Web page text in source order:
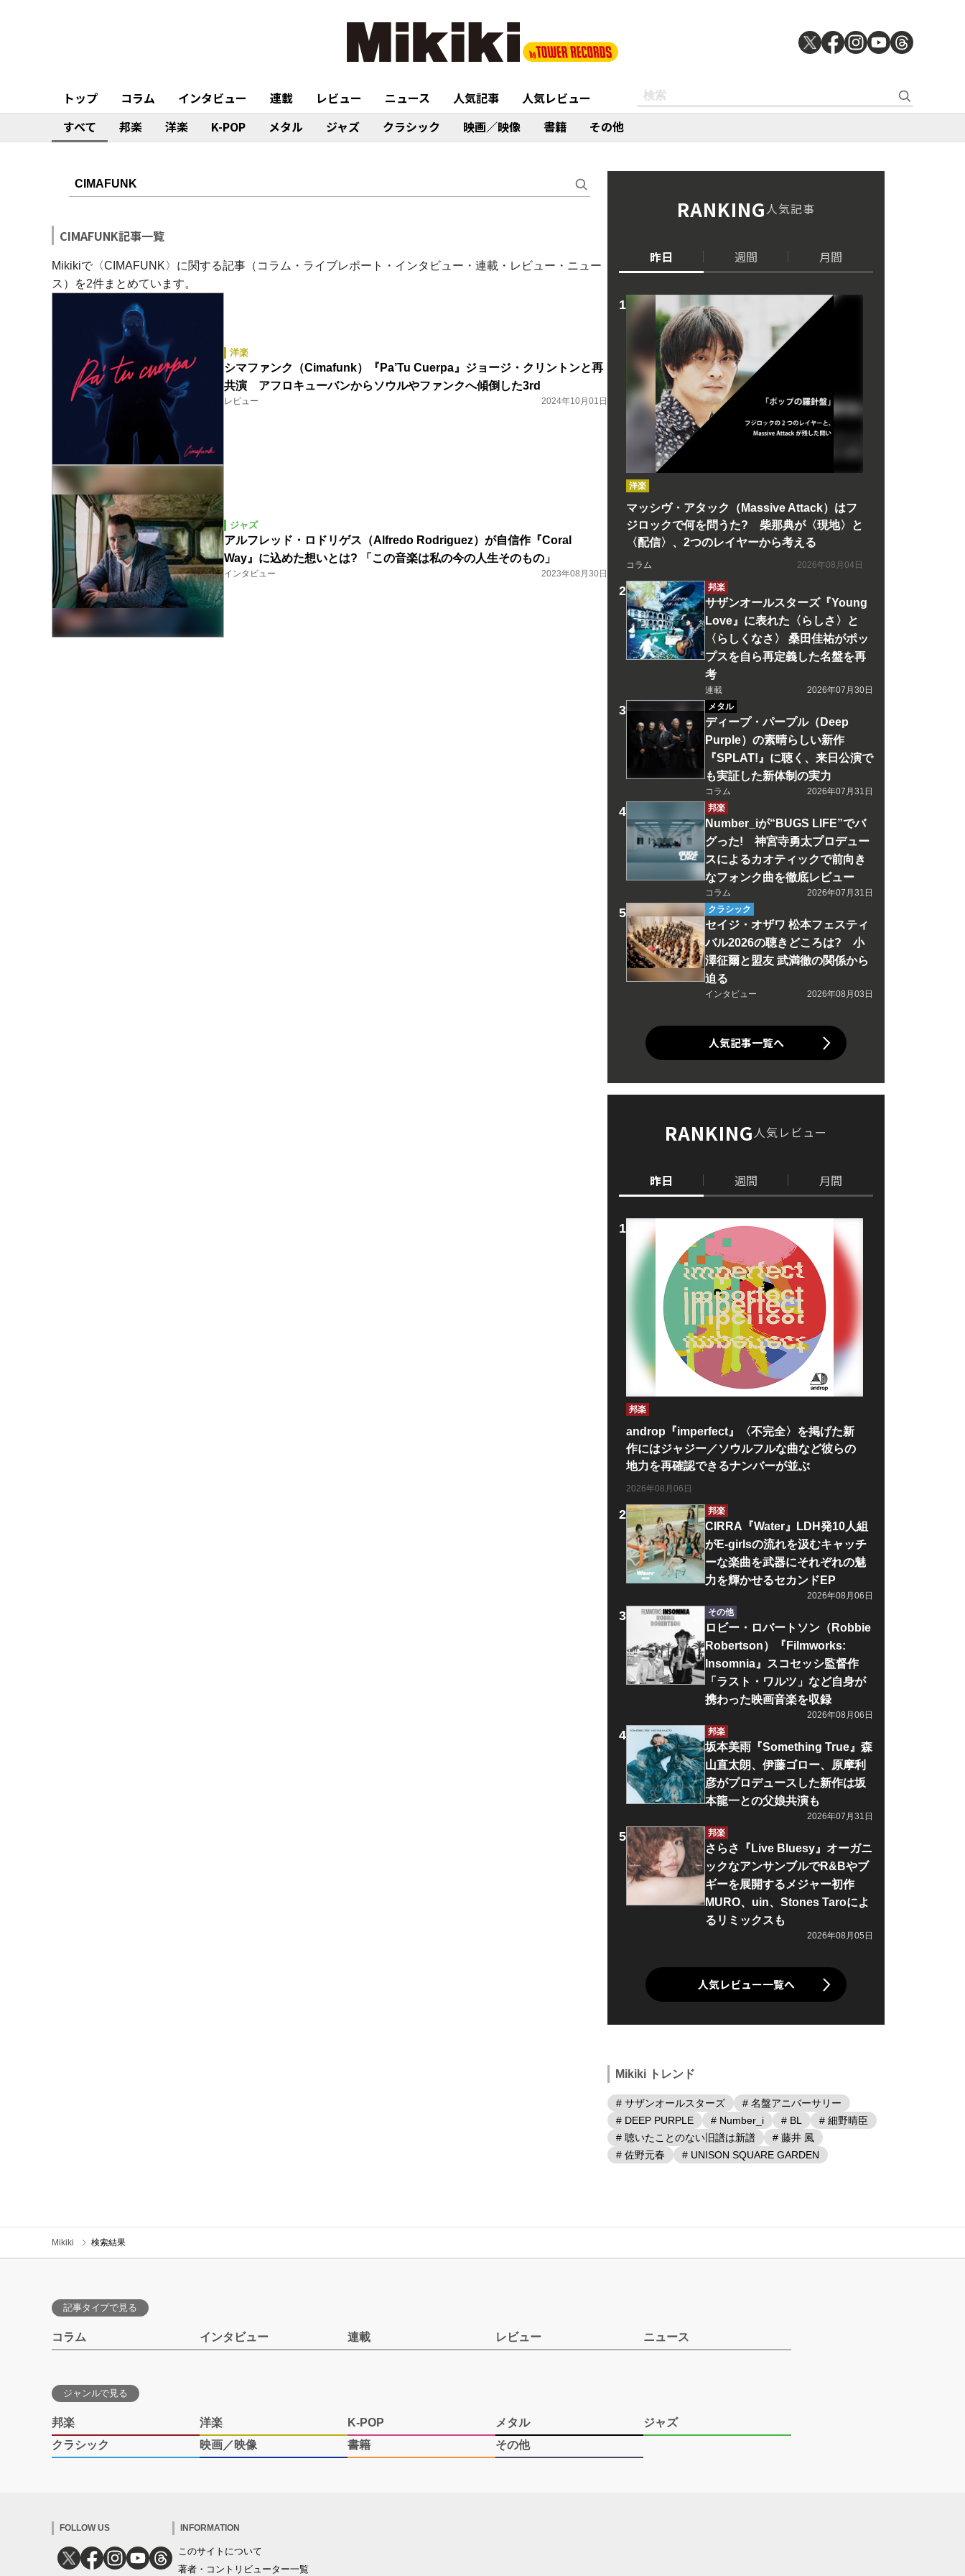
トップ コラム インタビュー 連載 レビュー ニュース 人気記事
人気レビュー
すべて
邦楽 洋楽 K-POP メタル ジャズ クラシック 映画／映像 書籍 その他
CIMAFUNK記事一覧
Mikikiで〈CIMAFUNK〉に関する記事（コラム・ライブレポート・インタビュー・連載・レビュー・ニュー
ス）を2件まとめています。
洋楽
シマファンク（Cimafunk）『Pa’Tu Cuerpa』ジョージ・クリントンと再
共演 アフロキューバンからソウルやファンクへ傾倒した3rd
レビュー 2024年10月01日
ジャズ
アルフレッド・ロドリゲス（Alfredo Rodriguez）が自信作『Coral
Way』に込めた想いとは? 「この音楽は私の今の人生そのもの」
インタビュー 2023年08月30日
RANKING人気記事
昨日 週間 月間
洋楽
マッシヴ・アタック（Massive Attack）はフ
ジロックで何を問うた? 柴那典が〈現地〉と
〈配信〉、2つのレイヤーから考える
コラム 2026年08月04日
邦楽
サザンオールスターズ『Young
Love』に表れた〈らしさ〉と
〈らしくなさ〉 桑田佳祐がポッ
プスを自ら再定義した名盤を再
考
連載
2026年07月30日
メタル
ディープ・パープル（Deep
Purple）の素晴らしい新作
『SPLAT!』に聴く、来日公演で
も実証した新体制の実力
コラム
2026年07月31日
邦楽
Number_iが“BUGS LIFE”でバ
グった! 神宮寺勇太プロデュー
スによるカオティックで前向き
なフォンク曲を徹底レビュー
コラム
2026年07月31日
クラシック
セイジ・オザワ 松本フェスティ
バル2026の聴きどころは? 小
澤征爾と盟友 武満徹の関係から
迫る
インタビュー 2026年08月03日
人気記事一覧へ
RANKING人気レビュー
昨日 週間 月間
邦楽
androp『imperfect』〈不完全〉を掲げた新
作にはジャジー／ソウルフルな曲など彼らの
地力を再確認できるナンバーが並ぶ
2026年08月06日
邦楽
CIRRA『Water』LDH発10人組
がE-girlsの流れを汲むキャッチ
ーな楽曲を武器にそれぞれの魅
力を輝かせるセカンドEP
2026年08月06日
その他
ロビー・ロバートソン（Robbie
Robertson）『Filmworks:
Insomnia』スコセッシ監督作
「ラスト・ワルツ」など自身が
携わった映画音楽を収録
2026年08月06日
邦楽
坂本美雨『Something True』森
山直太朗、伊藤ゴロー、原摩利
彦がプロデュースした新作は坂
本龍一との父娘共演も
2026年07月31日
邦楽
さらさ『Live Bluesy』オーガニ
ックなアンサンブルでR&Bやブ
ギーを展開するメジャー初作
MURO、uin、Stones Taroによ
るリミックスも
2026年08月05日
人気レビュー一覧へ
Mikiki トレンド
# サザンオールスターズ
# 名盤アニバーサリー
# DEEP PURPLE
# Number_i # BL
# 細野晴臣
# 聴いたことのない旧譜は新譜
# 藤井 風
# 佐野元春
# UNISON SQUARE GARDEN
Mikiki 検索結果
記事タイプで見る
コラム インタビュー 連載 レビュー ニュース
ジャンルで見る
邦楽 洋楽 K-POP メタル
ジャズ
クラシック
映画／映像 書籍 その他
FOLLOW US INFORMATION
このサイトについて
著者・コントリビューター一覧